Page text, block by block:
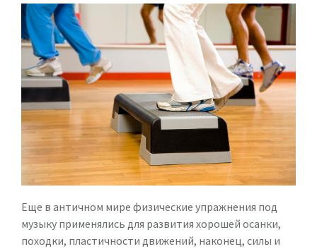
Еще в античном мире физические упражнения под
музыку применялись для развития хорошей осанки,
походки, пластичности движений, наконец, силы и